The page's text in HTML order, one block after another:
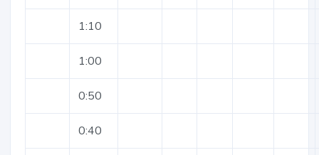
1:10
1:00
0:50
0:40